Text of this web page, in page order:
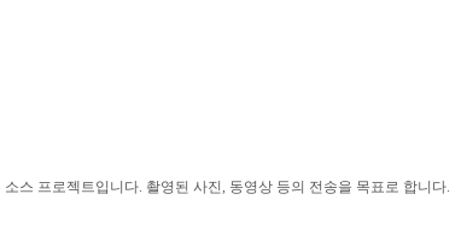
스 프로젝트입니다. 촬영된 사진, 동영상 등의 전송을 목표로 합니다.